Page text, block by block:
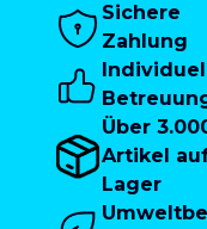
Sichere
Zahlung
Über
Artikel
Lager